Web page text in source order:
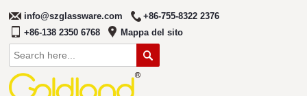
info@szglassware.com
+86-755-8322 2376
+86-138 2350 6768
Mappa del sito
